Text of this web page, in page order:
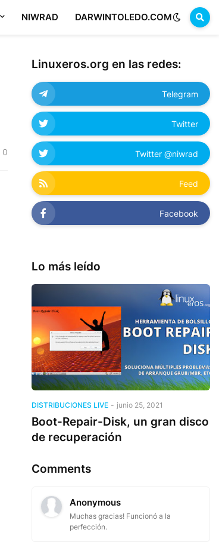
NIWRAD DARWINTOLEDO.COM
0
Linuxeros.org en las redes:
Telegram
Twitter
Twitter @niwrad
Feed
Facebook
Lo más leído
DISTRIBUCIONES LIVE - junio 25, 2021
Boot-Repair-Disk, un gran disco
de recuperación
Comments
Anonymous
Muchas gracias! Funcionó a la
perfección.